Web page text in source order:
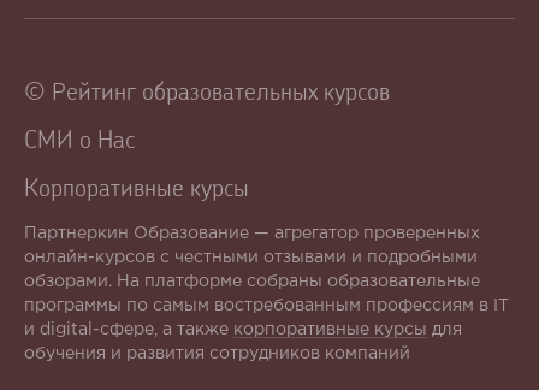
© Рейтинг образовательных курсов
СМИ о Нас
Корпоративные курсы
Партнеркин Образование — агрегатор проверенных
онлайн-курсов с честными отзывами и подробными
обзорами. На платформе собраны образовательные
программы по самым востребованным профессиям в IT
и digital-сфере, а также корпоративные курсы для
обучения и развития сотрудников компаний